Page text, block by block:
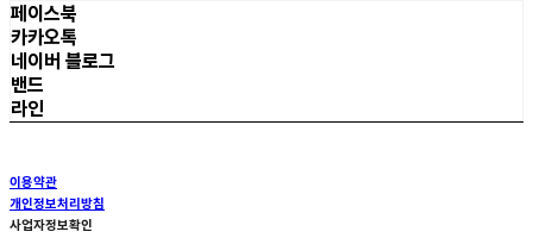
페이스북
카카오톡
네이버 블로그
밴드
라인
이용약관
개인정보처리방침
사업자정보확인